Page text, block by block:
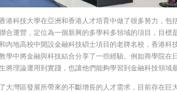
港科技大學在亞洲和香港人才培育中做了很多努力，包
合運營，定位為一個新興的多學科多領域的項目，目
內地高校中開設金融科技碩士項目的老牌名校，香港
學中將金融與科技結合分享了一些經驗。例如商學院
將理論運用到實踐，也讓他們能夠學習到金融科技領域
大灣區發展所帶來的不斷增長的人才需求，目前存在